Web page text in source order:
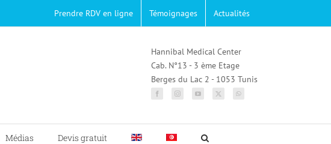
Prendre RDV en ligne Témoignages Actualités
Hannibal Medical Center
Cab. N°13 - 3 ème Etage
Berges du Lac 2 - 1053 Tunis
Médias Devis gratuit